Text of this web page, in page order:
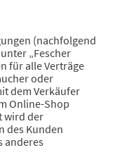
(nachfolgend
„Fescher
für alle Verträge
oder
dem Verkäufer
Online-Shop
wird der
des Kunden
anderes